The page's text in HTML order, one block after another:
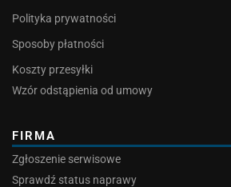
Polityka prywatności
Sposoby płatności
Koszty przesyłki
Wzór odstąpienia od umowy
FIRMA
Zgłoszenie serwisowe
Sprawdź status naprawy